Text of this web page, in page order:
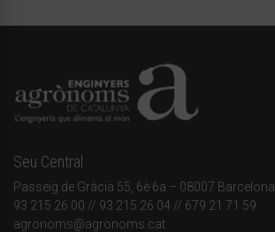
Seu Central
Passeig de Gràcia 55, 6è 6a – 08007 Barcelona
93 215 26 00 // 93 215 26 04 // 679 21 71 59
agronoms@agronoms.cat